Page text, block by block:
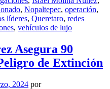
, Nopaltepec, operación,
líderes, Queretaro, redes
, vehículos de lujo
Asegura 90
de Extinción
2024 por